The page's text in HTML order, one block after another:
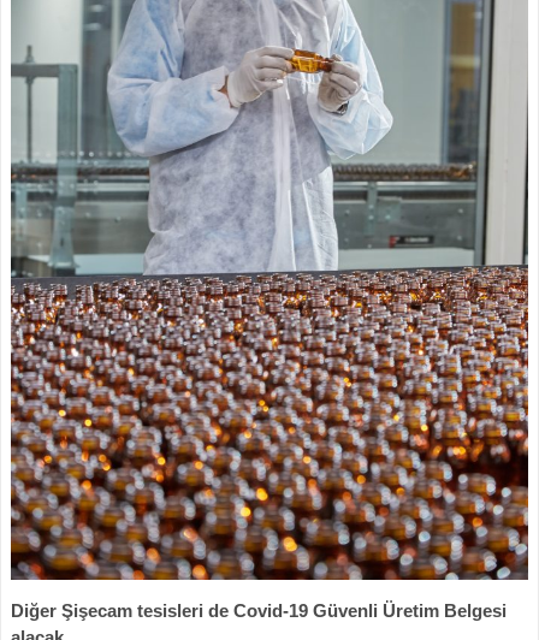
Diğer Şişecam tesisleri de Covid-19 Güvenli Üretim Belgesi